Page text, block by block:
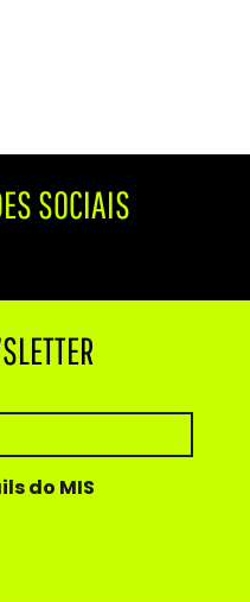
SOCIAIS
do MIS